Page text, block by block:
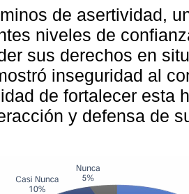
de asertividad,
niveles de
sus derechos en
inseguridad al
de fortalecer esta
y defensa de